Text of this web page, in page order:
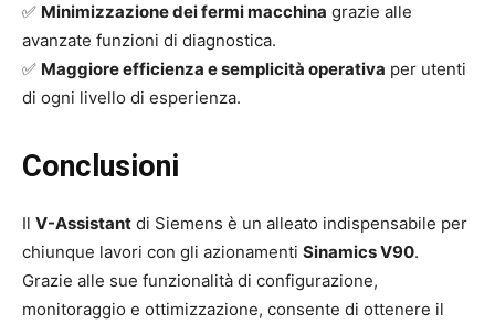
✅ Minimizzazione dei fermi macchina grazie alle
avanzate funzioni di diagnostica.
✅ Maggiore efficienza e semplicità operativa per utenti
di ogni livello di esperienza.
Conclusioni
Il V-Assistant di Siemens è un alleato indispensabile per
chiunque lavori con gli azionamenti Sinamics V90.
Grazie alle sue funzionalità di configurazione,
monitoraggio e ottimizzazione, consente di ottenere il